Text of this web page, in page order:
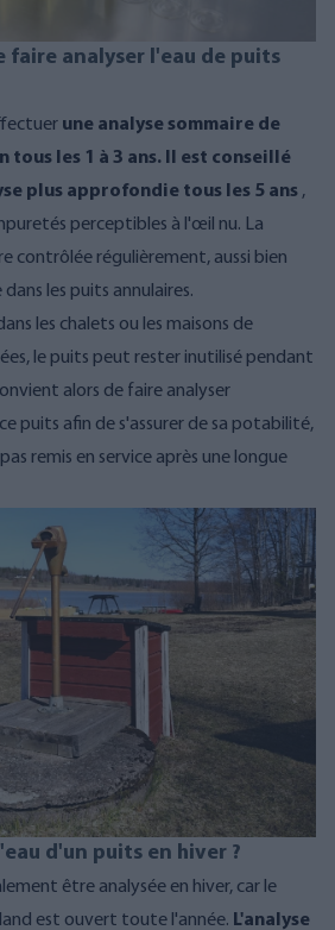
analyser l'eau de puits
une analyse sommaire de
tous les 1 à 3 ans. Il est conseillé
plus approfondie tous les 5 ans ,
perceptibles à l'œil nu. La
contrôlée régulièrement, aussi bien
les puits annulaires.
les chalets ou les maisons de
le puits peut rester inutilisé pendant
alors de faire analyser
puits afin de s'assurer de sa potabilité,
remis en service après une longue
d'un puits en hiver ?
être analysée en hiver, car le
est ouvert toute l'année. L'analyse